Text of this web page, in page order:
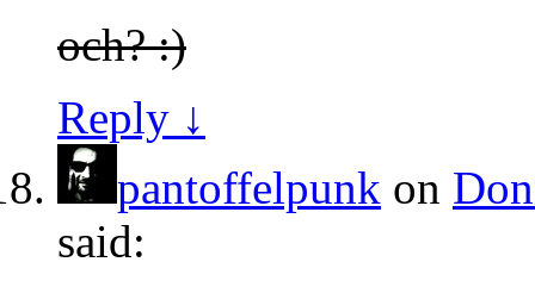
och? :)
Reply ↓
pantoffelpunk on
said: